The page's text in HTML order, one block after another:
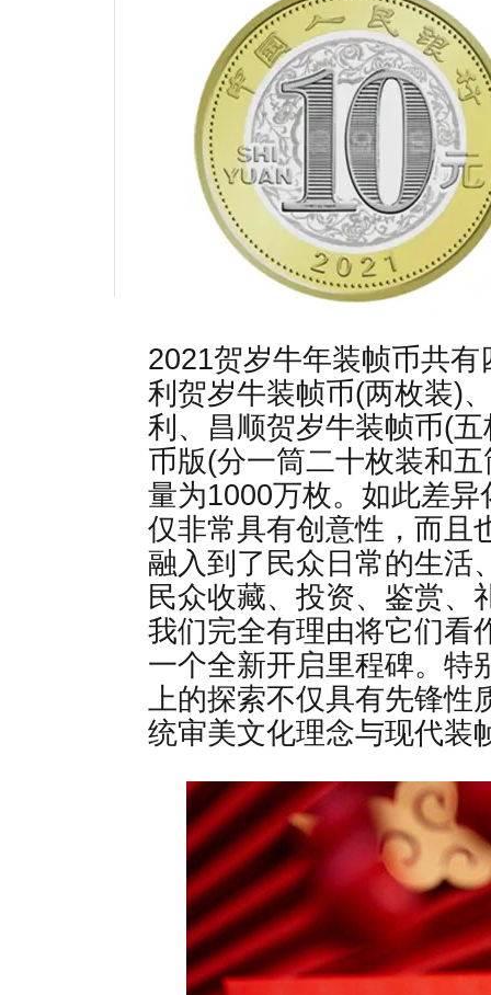
2021贺岁牛年装帧币共
利贺岁牛装帧币(两枚装)
利、昌顺贺岁牛装帧币(
币版(分一筒二十枚装和
量为1000万枚。如此差
仅非常具有创意性，而且
融入到了民众日常的生活
民众收藏、投资、鉴赏、
我们完全有理由将它们看
一个全新开启里程碑。特
上的探索不仅具有先锋
统审美文化理念与现代装